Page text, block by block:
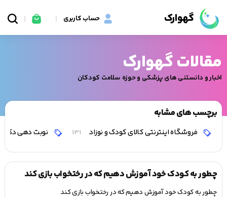
گهوارک حساب کاربری
مقالات گهوارک
اخبار و دانستنی های پزشکی و حوزه سلامت کودکان
برچسب های مشابه
فروشگاه اینترنتی کالای کودک و نوزاد 131 نوبت دهی
چطور به کودک خود آموزش دهیم که در رختخواب بازی کند
چطور به کودک خود آموزش دهیم که در رختخواب بازی کند